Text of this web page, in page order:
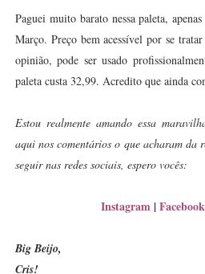
Paguei muito barato nessa paleta,
Março. Preço bem acessível por se
opinião, pode ser usado
paleta custa 32,99. Acredito que ainda
Estou realmente amando essa
aqui nos comentários o que acharam da
seguir nas redes sociais, espero vocês:
Instagram | Facebook
Big Beijo,
Cris!